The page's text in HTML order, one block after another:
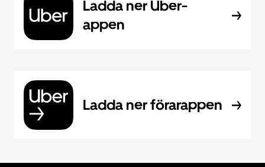
Ladda ner Uber-
appen
Ladda ner förarappen